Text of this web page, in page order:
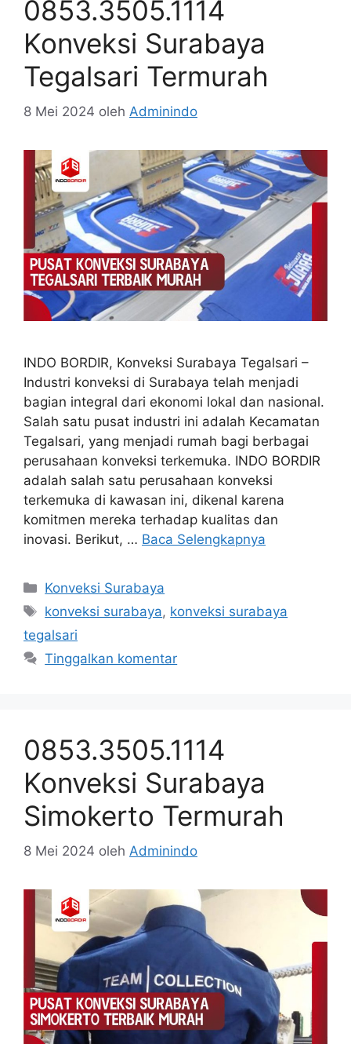
0853.3505.1114
Konveksi Surabaya
Tegalsari Termurah
8 Mei 2024 oleh Adminindo
INDO BORDIR, Konveksi Surabaya Tegalsari –
Industri konveksi di Surabaya telah menjadi
bagian integral dari ekonomi lokal dan nasional.
Salah satu pusat industri ini adalah Kecamatan
Tegalsari, yang menjadi rumah bagi berbagai
perusahaan konveksi terkemuka. INDO BORDIR
adalah salah satu perusahaan konveksi
terkemuka di kawasan ini, dikenal karena
komitmen mereka terhadap kualitas dan
inovasi. Berikut, … Baca Selengkapnya
Kategori
Konveksi Surabaya
Tag
konveksi surabaya, konveksi surabaya
tegalsari
Tinggalkan komentar
0853.3505.1114
Konveksi Surabaya
Simokerto Termurah
8 Mei 2024 oleh Adminindo